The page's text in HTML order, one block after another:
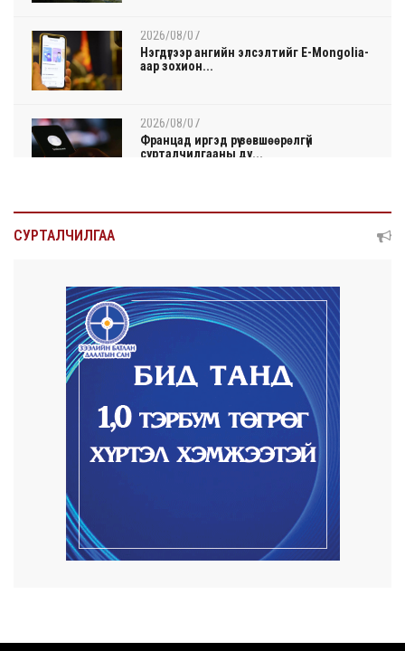
2026/08/07
Нэгдүгээр ангийн элсэлтийг E-Mongolia-
аар зохион...
2026/08/07
Францад иргэд рүү зөвшөөрөлгүй
сурталчилгааны ду...
2026/08/07
2026/08/07
Автомашины улсын дугаар сондгой
тоогоор төгссөн ...
Улаанбаатарт өдөртөө 30 хэм дулаан
Улсын чанартай хатуу хучилттай авто
СУРТАЛЧИЛГАА